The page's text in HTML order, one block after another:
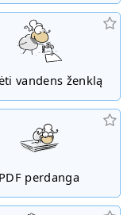
vandens ženklą
PDF perdanga